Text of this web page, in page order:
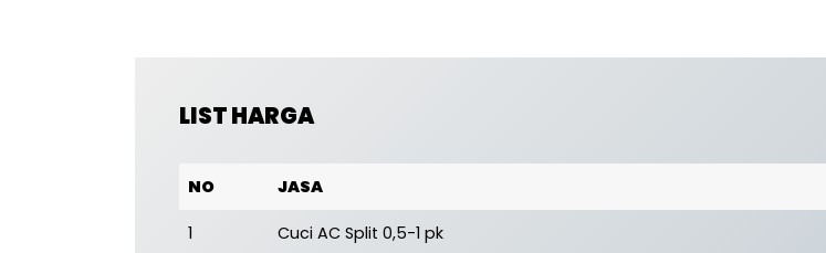
LIST HARGA
NO JASA
1 Cuci AC Split 0,5-1 pk